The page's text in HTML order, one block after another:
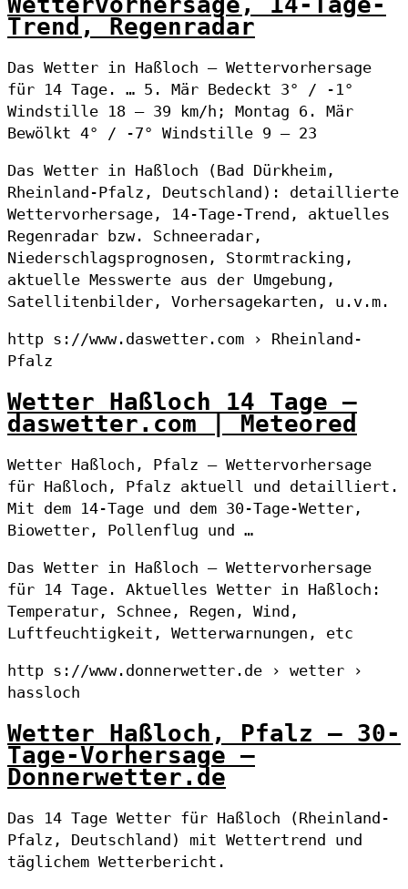
Trend, Regenradar
Das Wetter in Haßloch – Wettervorhersage
für 14 Tage. … 5. Mär Bedeckt 3° / -1°
Windstille 18 – 39 km/h; Montag 6. Mär
Bewölkt 4° / -7° Windstille 9 – 23
Das Wetter in Haßloch (Bad Dürkheim,
Rheinland-Pfalz, Deutschland): detaillierte
Wettervorhersage, 14-Tage-Trend, aktuelles
Regenradar bzw. Schneeradar,
Niederschlagsprognosen, Stormtracking,
aktuelle Messwerte aus der Umgebung,
Satellitenbilder, Vorhersagekarten, u.v.m.
http s://www.daswetter.com › Rheinland-
Pfalz
Wetter Haßloch 14 Tage –
daswetter.com | Meteored
Wetter Haßloch, Pfalz – Wettervorhersage
für Haßloch, Pfalz aktuell und detailliert.
Mit dem 14-Tage und dem 30-Tage-Wetter,
Biowetter, Pollenflug und …
Das Wetter in Haßloch – Wettervorhersage
für 14 Tage. Aktuelles Wetter in Haßloch:
Temperatur, Schnee, Regen, Wind,
Luftfeuchtigkeit, Wetterwarnungen, etc
http s://www.donnerwetter.de › wetter ›
hassloch
Wetter Haßloch, Pfalz – 30-
Tage-Vorhersage –
Donnerwetter.de
Das 14 Tage Wetter für Haßloch (Rheinland-
Pfalz, Deutschland) mit Wettertrend und
täglichem Wetterbericht.